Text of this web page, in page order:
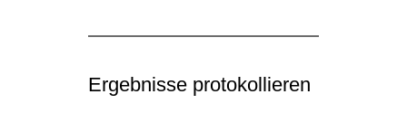
Ergebnisse protokollieren